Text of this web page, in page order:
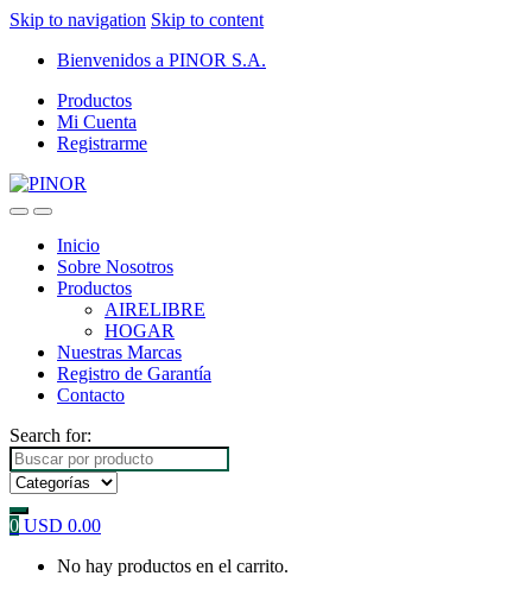
Skip to navigation Skip to content
Bienvenidos a PINOR S.A.
Productos
Mi Cuenta
Registrarme
Inicio
Sobre Nosotros
Productos
AIRELIBRE
HOGAR
Nuestras Marcas
Registro de Garantía
Contacto
Search for:
0 USD 0.00
No hay productos en el carrito.